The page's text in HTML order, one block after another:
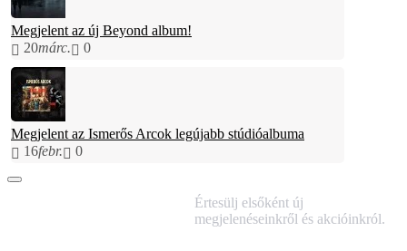
Megjelent az új Beyond album!
20márc. 0
Megjelent az Ismerős Arcok legújabb stúdióalbuma
16febr. 0
Értesülj elsőként új
megjelenéseinkről és akcióinkról.